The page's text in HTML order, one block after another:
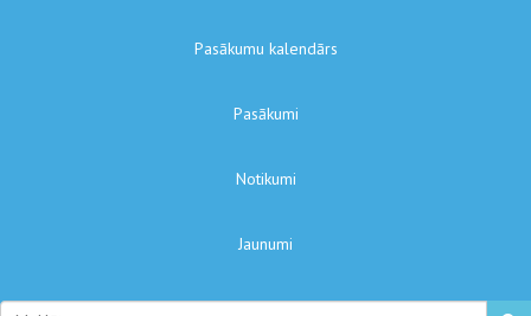
Pasākumu kalendārs
Pasākumi
Notikumi
Jaunumi